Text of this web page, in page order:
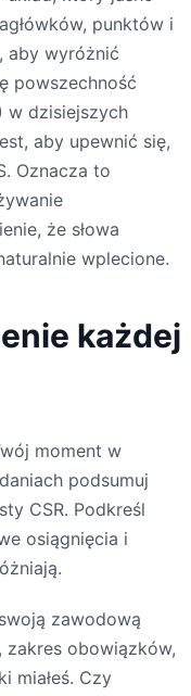
punktów i
aby wyróżnić
powszechność
w dzisiejszych
aby upewnić się,
Oznacza to
że słowa
wplecione.
każdej
moment w
podsumuj
CSR. Podkreśl
osiągnięcia i
zawodową
obowiązków,
miałeś. Czy